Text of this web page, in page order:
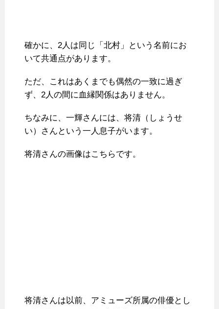
確かに、2人は同じ「北村」という名前にお
いて共通点があります。
ただ、これはあくまでも偶然の一致に過ぎ
ず、2人の間に血縁関係はありません。
ちなみに、一輝さんには、将清（しょうせ
い）さんという一人息子がいます。
将清さんの画像はこちらです。
将清さんは以前、アミューズ所属の俳優とし